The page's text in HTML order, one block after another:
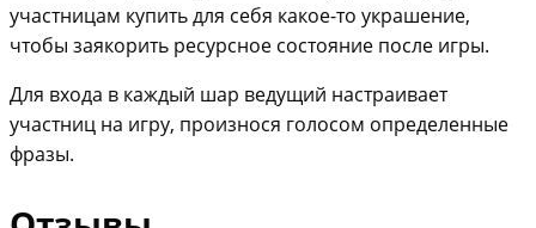
участницам купить для себя какое-то украшение,
чтобы заякорить ресурсное состояние после игры.
Для входа в каждый шар ведущий настраивает
участниц на игру, произнося голосом определенные
фразы.